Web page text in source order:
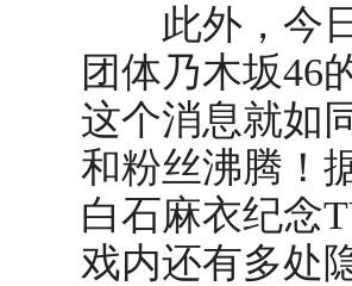
此外，今日
团体乃木坂46
这个消息就如
和粉丝沸腾！
白石麻衣纪念
戏内还有多处